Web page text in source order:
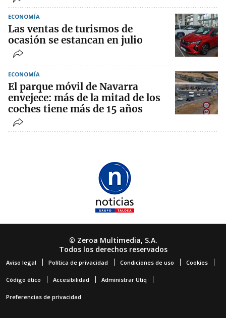
ECONOMÍA
Las ventas de turismos de
ocasión se estancan en julio
ECONOMÍA
El parque móvil de Navarra
envejece: más de la mitad de los
coches tiene más de 15 años
© Zeroa Multimedia, S.A.
Todos los derechos reservados
Aviso legal Política de privacidad Condiciones de uso Cookies
Código ético Accesibilidad Administrar Utiq
Preferencias de privacidad